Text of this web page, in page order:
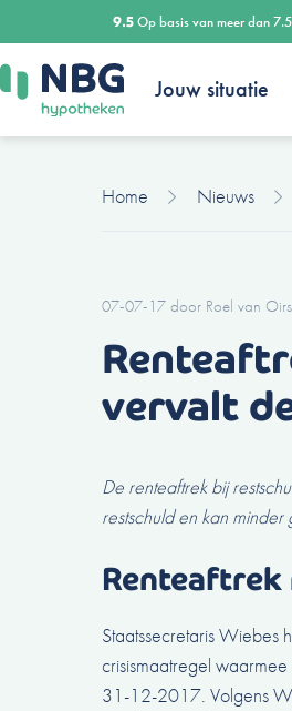
naar
de
inhoud
9.5Op basis van meer dan
Jouw situatie
Home Nieuws
07-07-17 door Roel van
vervalt
De renteaftrek bij
restschuld en kan
Staatssecretaris Wiebes
crisismaatregel
31-12-2017. Volgens